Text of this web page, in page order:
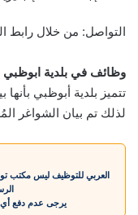
التواصل: من خلال رابط
وظائف في بلدية ابوظبي
تتميز بلدية أبوظبي بأنها
لذلك تم بيان الشواغر
العربي للتوظيف ليس مكتب
يرجى عدم دفع أي